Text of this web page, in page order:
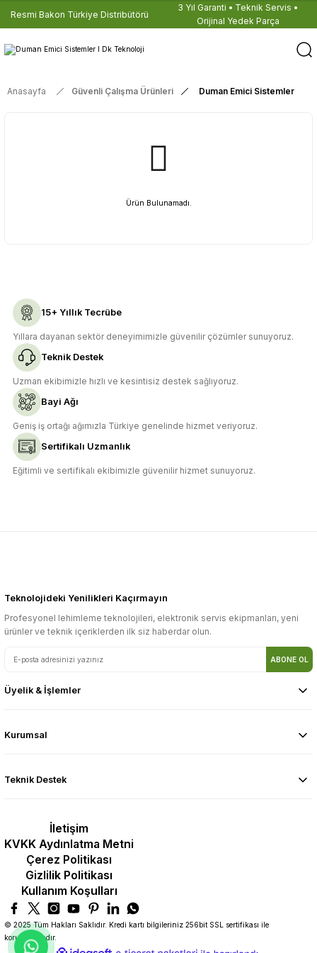
Resmi Bakon Türkiye Distribütörü
3 Yıl Garanti • Teknik Servis •
Orijinal Yedek Parça
Anasayfa Güvenli Çalışma Ürünleri Duman Emici Sistemler
Ürün Bulunamadı.
15+ Yıllık Tecrübe
Yıllara dayanan sektör deneyimimizle güvenilir çözümler sunuyoruz.
Teknik Destek
Uzman ekibimizle hızlı ve kesintisiz destek sağlıyoruz.
Bayi Ağı
Geniş iş ortağı ağımızla Türkiye genelinde hizmet veriyoruz.
Sertifikalı Uzmanlık
Eğitimli ve sertifikalı ekibimizle güvenilir hizmet sunuyoruz.
Teknolojideki Yenilikleri Kaçırmayın
Profesyonel lehimleme teknolojileri, elektronik servis ekipmanları, yeni
ürünler ve teknik içeriklerden ilk siz haberdar olun.
ABONE OL
Üyelik & İşlemler
Kurumsal
Teknik Destek
İletişim
KVKK Aydınlatma Metni
Çerez Politikası
Gizlilik Politikası
Kullanım Koşulları
© 2025 Tüm Hakları Saklıdır. Kredi kartı bilgileriniz 256bit SSL sertifikası ile
korunmaktadır.